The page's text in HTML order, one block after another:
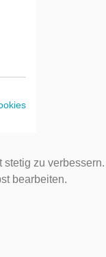
zu verbessern.
bearbeiten.